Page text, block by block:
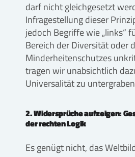
darf nicht gleichgesetzt
Infragestellung dieser
jedoch Begriffe wie „links“
Bereich der Diversität oder
Minderheitenschutzes
tragen wir unabsichtlich
Universalität zu
2. Widersprüche aufzeigen:
der rechten Logik
Es genügt nicht, das